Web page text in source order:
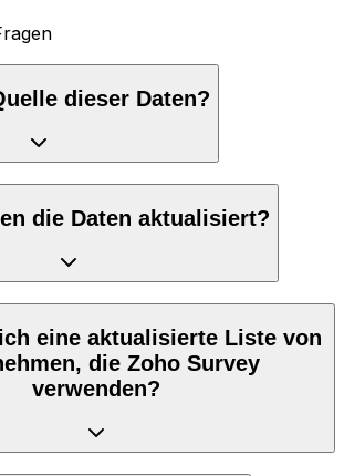
dieser Daten?
die Daten aktualisiert?
eine aktualisierte Liste von
die Zoho Survey
verwenden?